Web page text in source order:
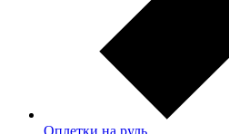
Оплетки на руль